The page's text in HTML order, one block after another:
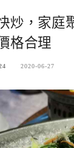
炒，家庭
格合理
2020-06-27